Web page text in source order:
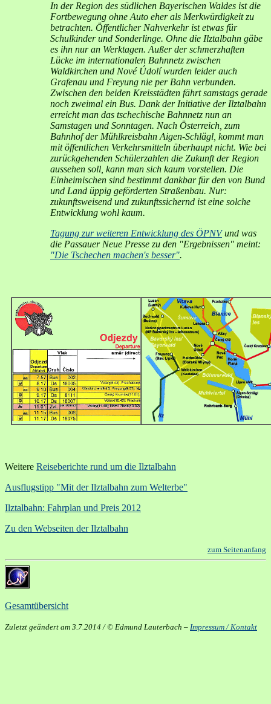
In der Region des südlichen Bayerischen Waldes ist die
Fortbewegung ohne Auto eher als Merkwürdigkeit zu
betrachten. Öffentlicher Nahverkehr ist etwas für
Schulkinder und Sonderlinge. Ohne die Ilztalbahn gäbe
es ihn nur an Werktagen. Außer der schmerzhaften
Lücke im internationalen Bahnnetz zwischen
Waldkirchen und Nové Údolí wurden leider auch
Grafenau und Freyung nie per Bahn verbunden.
Zwischen den beiden Kreisstädten fährt samstags gerade
noch zweimal ein Bus. Dank der Initiative der Ilztalbahn
erreicht man das tschechische Bahnnetz nun an
Samstagen und Sonntagen. Nach Österreich, zum
Bahnhof der Mühlkreisbahn Aigen-Schlägl, kommt man
mit öffentlichen Verkehrsmitteln überhaupt nicht. Wie bei
zurückgehenden Schülerzahlen die Zukunft der Region
aussehen soll, kann man sich kaum vorstellen. Die
Einheimischen sind bestimmt dankbar für den von Bund
und Land üppig geförderten Straßenbau. Nur:
zukunftsweisend und zukunftssichernd ist eine solche
Entwicklung wohl kaum.
Tagung zur weiteren Entwicklung des ÖPNVund was
die Passauer Neue Presse zu den "Ergebnissen" meint:
"Die Tschechen machen's besser".
Weitere Reiseberichte rund um die Ilztalbahn
Ausflugstipp "Mit der Ilztalbahn zum Welterbe"
Ilztalbahn: Fahrplan und Preis 2012
Zu den Webseiten der Ilztalbahn
zum Seitenanfang
Gesamtübersicht
Zuletzt geändert am 3.7.2014 / © Edmund Lauterbach – Impressum / Kontakt